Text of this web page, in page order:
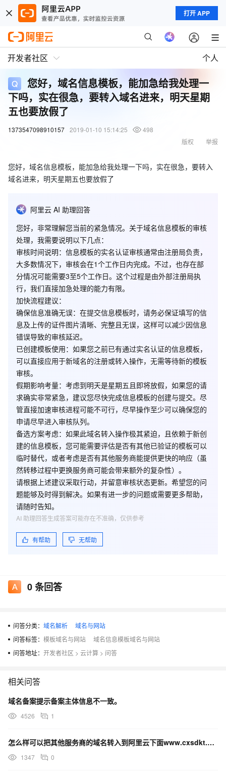
打开 APP
开发者社区 个人
您好，域名信息模板，能加急给我处理一
下吗，实在很急，要转入域名进来，明天星期
五也要放假了
1373547098910157 2019-01-10 15:14:25
498
举报
版权
您好，域名信息模板，能加急给我处理一下吗，实在很急，要转入
域名进来，明天星期五也要放假了
阿里云 AI 助理回答
您好，非常理解您当前的紧急情况。关于域名信息模板的审核
处理，我需要说明以下几点：
审核时间说明：信息模板的实名认证审核通常由注册局负责，
大多数情况下，审核会在1个工作日内完成。不过，也存在部
分情况可能需要3至5个工作日。这个过程是由外部注册局执
行，我们直接加急处理的能力有限。
加快流程建议：
确保信息准确无误：在提交信息模板时，请务必保证填写的信
息及上传的证件图片清晰、完整且无误，这样可以减少因信息
错误导致的审核延迟。
已创建模板使用：如果您之前已有通过实名认证的信息模板，
可以直接应用于新域名的注册或转入操作，无需等待新的模板
审核。
假期影响考量：考虑到明天是星期五且即将放假，如果您的请
求确实非常紧急，建议您尽快完成信息模板的创建与提交。尽
管直接加速审核进程可能不可行，尽早操作至少可以确保您的
申请尽早进入审核队列。
备选方案考虑：如果此域名转入操作极其紧迫，且依赖于新创
建的信息模板，您可能需要评估是否有其他已验证的模板可以
临时替代，或者考虑是否有其他服务商能提供更快的响应（虽
然转移过程中更换服务商可能会带来额外的复杂性）。
请根据上述建议采取行动，并留意审核状态更新。希望您的问
题能够及时得到解决。如果有进一步的问题或需要更多帮助，
请随时告知。
有帮助 无帮助
AI 助理回答生成答案可能存在不准确，仅供参考
0条回答
问答分类： 域名解析
域名与网站
问答标签： 模板域名与网站
域名信息模板域名与网站
问答地址： 开发者社区 > 云计算 > 问答
相关问答
域名备案提示备案主体信息不一致。
4526 1
怎么样可以把其他服务商的域名转入到阿里云下面www.cxsdkt.cn可以成功的呢？
1347 0